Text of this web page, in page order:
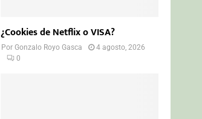
¿Cookies de Netflix o VISA?
PorGonzalo Royo Gasca
4 agosto, 2026
0